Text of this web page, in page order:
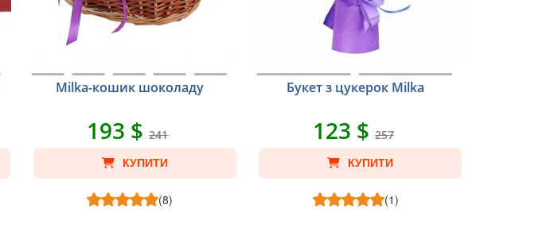
Milka-кошик шоколаду
193 $241
КУПИТИ
(8)
Букет з цукерок Milka
123 $257
КУПИТИ
(1)